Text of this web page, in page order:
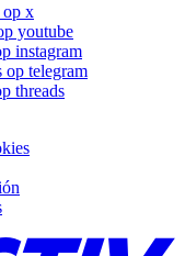
op x
youtube
instagram
op telegram
threads